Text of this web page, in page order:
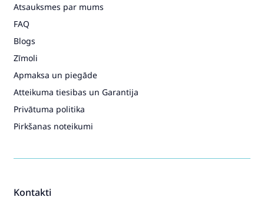
Kontakti
Atsauksmes par mums
FAQ
Blogs
Zīmoli
Apmaksa un piegāde
Atteikuma tiesibas un Garantija
Privātuma politika
Pirkšanas noteikumi